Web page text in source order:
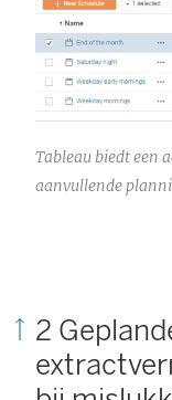
Tableau biedt een
aanvullende
2